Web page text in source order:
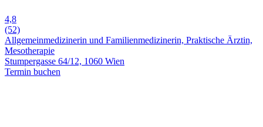
4,8
(52)
Allgemeinmedizinerin und Familienmedizinerin, Praktische Ärztin,
Mesotherapie
Stumpergasse 64/12, 1060 Wien
Termin buchen